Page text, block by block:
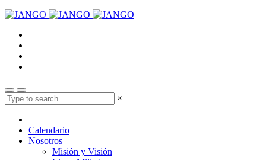
×
Calendario
Nosotros
Misión y Visión